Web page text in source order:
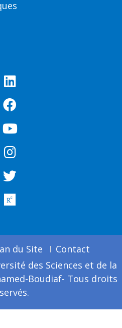
du Site
Contact
des Sciences et de la
Boudiaf- Tous droits